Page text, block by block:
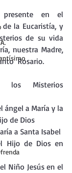
presente en el
la Eucaristía, y
de su vida
nuestra Madre,
Rosario.
los Misterios
ángel a María y la
de Dios
a Santa Isabel
Hijo de Dios en
Niño Jesús en el